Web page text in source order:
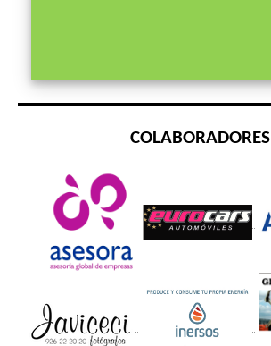
COLABORADORES